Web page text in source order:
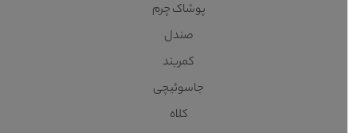
پوشاک چرم
صندل
کمربند
جاسوئیچی
کلاه